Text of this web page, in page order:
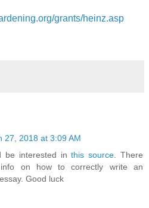
grants/heinz.asp
27, 2018 at 3:09 AM
be interested inthis source . There
on how to correctly write an
Good luck